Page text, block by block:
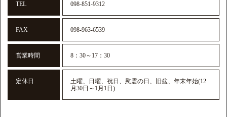
TEL 098-851-9312
FAX 098-963-6539
営業時間 8：30～17：30
定休日
土曜、日曜、祝日、慰霊の日、旧盆、年末年始(12
月30日～1月1日)